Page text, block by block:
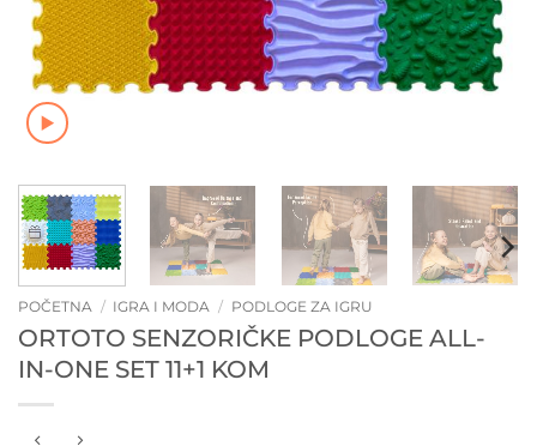
POČETNA / IGRA I MODA / PODLOGE ZA IGRU
ORTOTO SENZORIČKE PODLOGE ALL-
IN-ONE SET 11+1 KOM